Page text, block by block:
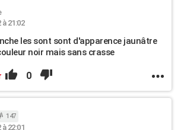
21:02
les sont sont d'apparence jaunâtre
noir mais sans crasse
0
147
22:01